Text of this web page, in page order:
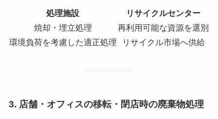
処理施設
焼却・埋立処理
環境負荷を考慮した適正処理
リサイクルセンター
再利用可能な資源を選別
リサイクル市場へ供給
3. 店舗・オフィスの移転・閉店時の廃棄物処理